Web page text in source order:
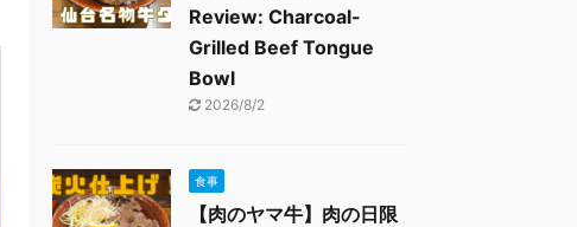
Review: Charcoal-
Grilled Beef Tongue
Bowl
2026/8/2
食事
【肉のヤマ牛】肉の日限